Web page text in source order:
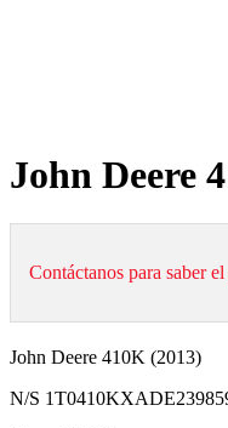
John Deere
Contáctanos para saber
John Deere 410K (2013)
N/S